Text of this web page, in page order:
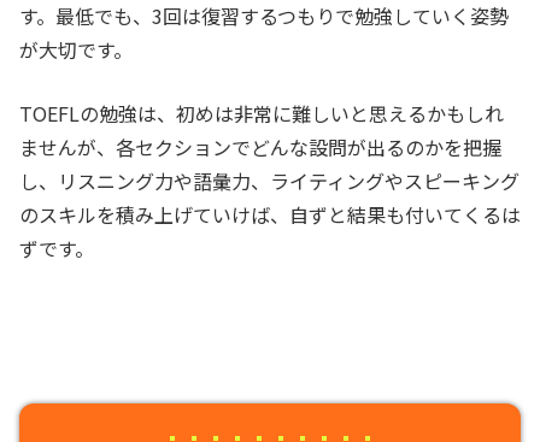
す。最低でも、3回は復習するつもりで勉強していく姿勢
が大切です。
TOEFLの勉強は、初めは非常に難しいと思えるかもしれ
ませんが、各セクションでどんな設問が出るのかを把握
し、リスニング力や語彙力、ライティングやスピーキング
のスキルを積み上げていけば、自ずと結果も付いてくるは
ずです。